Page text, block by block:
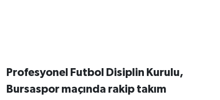
Profesyonel Futbol Disiplin Kurulu,
Bursaspor maçında rakip takım